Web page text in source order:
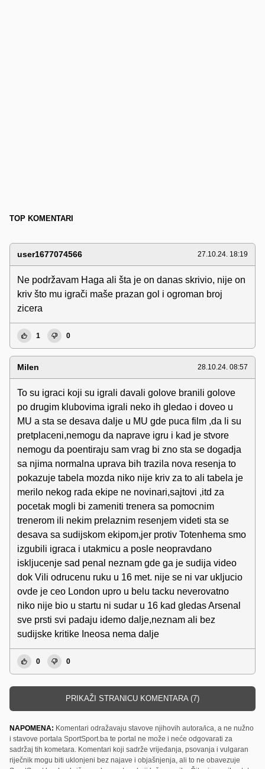
TOP KOMENTARI
user1677074566 27.10.24. 18:19
Ne podržavam Haga ali šta je on danas skrivio, nije on
kriv što mu igrači maše prazan gol i ogroman broj
zicera
1 0
Milen 28.10.24. 08:57
To su igraci koji su igrali davali golove branili golove
po drugim klubovima igrali neko ih gledao i doveo u
MU a sta se desava dalje u MU gde puca film ,da li su
pretplaceni,nemogu da naprave igru i kad je stvore
nemogu da poentiraju sam vrag bi zno sta se dogadja
sa njima normalna uprava bih trazila nova resenja to
pokazuje tabela mozda niko nije kriv za to ali tabela je
merilo nekog rada ekipe ne novinari,sajtovi ,itd za
pocetak mogli bi zameniti trenera sa pomocnim
trenerom ili nekim prelaznim resenjem videti sta se
desava sa sudijskom ekipom,jer protiv Totenhema smo
izgubili igraca i utakmicu a posle neopravdano
iskljucenje sad penal neznam gde ga je sudija video
dok Vili odrucenu ruku u 16 met. nije se ni var ukljucio
ovde je ceo London upro u belu tacku neverovatno
niko nije bio u startu ni sudar u 16 kad gledas Arsenal
sve prsti svi padaju idemo dalje,neznam ali bez
sudijske kritike Ineosa nema dalje
0 0
PRIKAŽI STRANICU KOMENTARA (7)
NAPOMENA: Komentari odražavaju stavove njihovih autora/ica, a ne nužno
i stavove portala SportSport.ba te portal ne može i neće odgovarati za
sadržaj tih kometara. Komentari koji sadrže vrijeđanja, psovanja i vulgaran
riječnik mogu biti uklonjeni bez najave i objašnjenja, ali to ne obavezuje